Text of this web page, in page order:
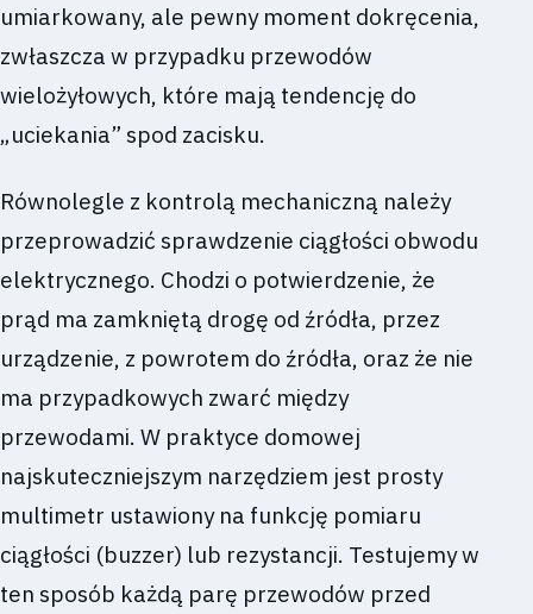
umiarkowany, ale pewny moment dokręcenia,
zwłaszcza w przypadku przewodów
wielożyłowych, które mają tendencję do
„uciekania” spod zacisku.
Równolegle z kontrolą mechaniczną należy
przeprowadzić sprawdzenie ciągłości obwodu
elektrycznego. Chodzi o potwierdzenie, że
prąd ma zamkniętą drogę od źródła, przez
urządzenie, z powrotem do źródła, oraz że nie
ma przypadkowych zwarć między
przewodami. W praktyce domowej
najskuteczniejszym narzędziem jest prosty
multimetr ustawiony na funkcję pomiaru
ciągłości (buzzer) lub rezystancji. Testujemy w
ten sposób każdą parę przewodów przed